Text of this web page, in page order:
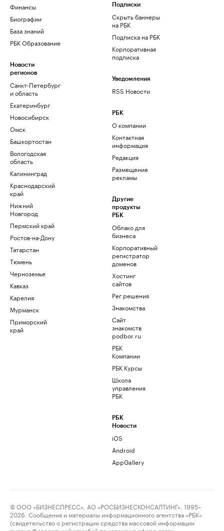
Финансы
Биографии
База знаний
РБК Образование
Новости
регионов
Санкт-Петербург
и область
Екатеринбург
Новосибирск
Омск
Башкортостан
Вологодская
область
Калининград
Краснодарский
край
Нижний
Новгород
Пермский край
Ростов-на-Дону
Татарстан
Тюмень
Черноземье
Кавказ
Карелия
Мурманск
Приморский
край
Подписки
Скрыть баннеры
на РБК
Подписка на РБК
Корпоративная
подписка
Уведомления
RSS Новости
РБК
О компании
Контактная
информация
Редакция
Размещение
рекламы
Другие
продукты
РБК
Облако для
бизнеса
Корпоративный
регистратор
доменов
Хостинг
сайтов
Рег.решения
Знакомства
Сайт
знакомств
podbor.ru
РБК
Компании
РБК Курсы
Школа
управления
РБК
РБК
Новости
iOS
Android
AppGallery
© ООО «БИЗНЕСПРЕСС», АО «РОСБИЗНЕСКОНСАЛТИНГ», 1995–
2026. Сообщения и материалы информационного агентства «РБК»
(свидетельство о регистрации средства массовой информации